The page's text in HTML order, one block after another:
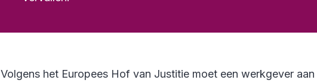
Volgens het Europees Hof van Justitie moet een werkgever